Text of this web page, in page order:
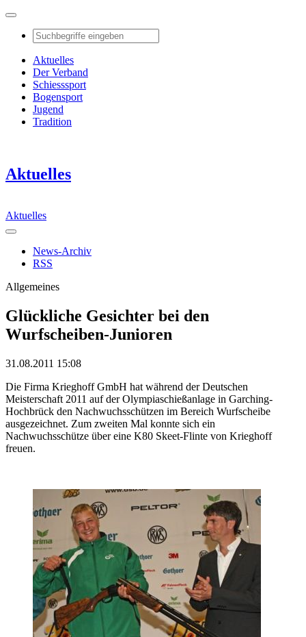
Aktuelles
Der Verband
Schiesssport
Bogensport
Jugend
Tradition
Aktuelles
Aktuelles
News-Archiv
RSS
Allgemeines
Glückliche Gesichter bei den
Wurfscheiben-Junioren
31.08.2011 15:08
Die Firma Krieghoff GmbH hat während der Deutschen
Meisterschaft 2011 auf der Olympiaschießanlage in Garching-
Hochbrück den Nachwuchsschützen im Bereich Wurfscheibe
ausgezeichnet. Zum zweiten Mal konnte sich ein
Nachwuchsschütze über eine K80 Skeet-Flinte von Krieghoff
freuen.